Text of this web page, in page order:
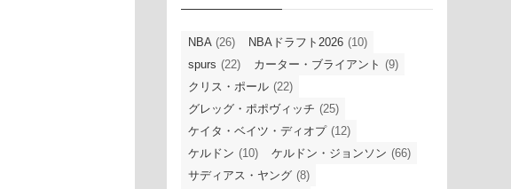
NBA (26) NBAドラフト2026 (10)
spurs (22) カーター・ブライアント (9)
クリス・ポール (22)
グレッグ・ポポヴィッチ (25)
ケイタ・ベイツ・ディオプ (12)
ケルドン (10) ケルドン・ジョンソン (66)
サディアス・ヤング (8)